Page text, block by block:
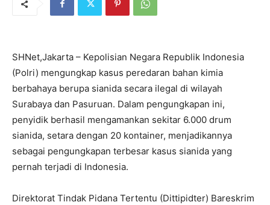
SHNet,Jakarta – Kepolisian Negara Republik Indonesia
(Polri) mengungkap kasus peredaran bahan kimia
berbahaya berupa sianida secara ilegal di wilayah
Surabaya dan Pasuruan. Dalam pengungkapan ini,
penyidik berhasil mengamankan sekitar 6.000 drum
sianida, setara dengan 20 kontainer, menjadikannya
sebagai pengungkapan terbesar kasus sianida yang
pernah terjadi di Indonesia.
Direktorat Tindak Pidana Tertentu (Dittipidter) Bareskrim